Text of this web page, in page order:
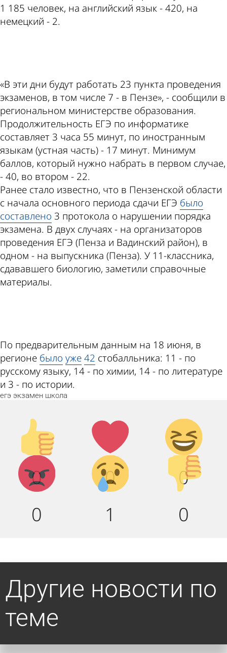
1 185 человек, на английский язык - 420, на
немецкий - 2.
«В эти дни будут работать 23 пункта проведения
экзаменов, в том числе 7 - в Пензе», - сообщили в
региональном министерстве образования.
Продолжительность ЕГЭ по информатике
составляет 3 часа 55 минут, по иностранным
языкам (устная часть) - 17 минут. Минимум
баллов, который нужно набрать в первом случае,
- 40, во втором - 22.
Ранее стало известно, что в Пензенской области
с начала основного периода сдачи ЕГЭ было
составлено 3 протокола о нарушении порядка
экзамена. В двух случаях - на организаторов
проведения ЕГЭ (Пенза и Вадинский район), в
одном - на выпускника (Пенза). У 11-классника,
сдававшего биологию, заметили справочные
материалы.
По предварительным данным на 18 июня, в
регионе было уже42 стобалльника: 11 - по
русскому языку, 14 - по химии, 14 - по литературе
и 3 - по истории.
егэ экзамен школа
Палец
вверх!
0
Лайк!
0
Дикий
смех!
0
Агрессия!
0
Грусть :
(
1
Палец
вниз!
0
Другие новости по
теме